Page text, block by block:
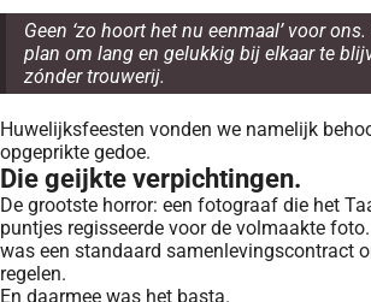
Geen ‘zo hoort het nu eenmaal’ voor
plan om lang en gelukkig bij elkaar te
zónder trouwerij.
Huwelijksfeesten vonden we namelijk
opgeprikte gedoe.
Die geijkte verpichtingen.
De grootste horror: een fotograaf die het
puntjes regisseerde voor de volmaakte
was een standaard samenlevingscontract
regelen.
En daarmee was het basta.